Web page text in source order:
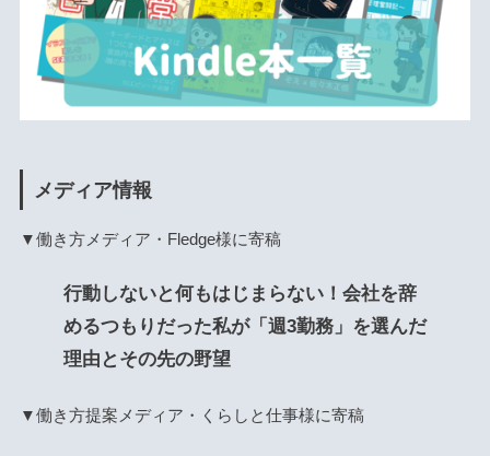
メディア情報
▼働き方メディア・Fledge様に寄稿
行動しないと何もはじまらない！会社を辞
めるつもりだった私が「週3勤務」を選んだ
理由とその先の野望
▼働き方提案メディア・くらしと仕事様に寄稿